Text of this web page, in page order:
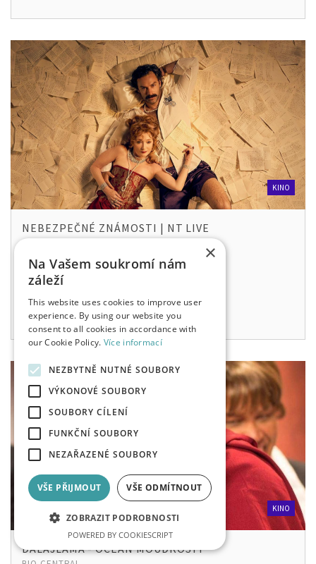
KINO
NEBEZPEČNÉ ZNÁMOSTI | NT LIVE
BIO CENTRAL
350 KČ
po, 10. 8. 2026
KINO
DALAJLAMA - OCEÁN MOUDROSTI
×
Na Vašem soukromí nám
záleží
This website uses cookies to improve user
experience. By using our website you
consent to all cookies in accordance with
our Cookie Policy. Více informací
NEZBYTNĚ NUTNÉ SOUBORY
VÝKONOVÉ SOUBORY
SOUBORY CÍLENÍ
FUNKČNÍ SOUBORY
NEZAŘAZENÉ SOUBORY
VŠE PŘIJMOUT VŠE ODMÍTNOUT
ZOBRAZIT PODROBNOSTI
POWERED BY COOKIESCRIPT